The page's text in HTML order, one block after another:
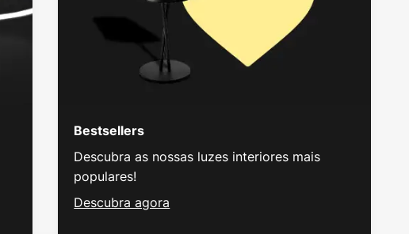
Bestsellers
Descubra as nossas luzes interiores mais
populares!
Descubra agora